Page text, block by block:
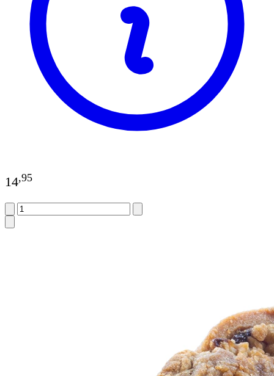
14,95